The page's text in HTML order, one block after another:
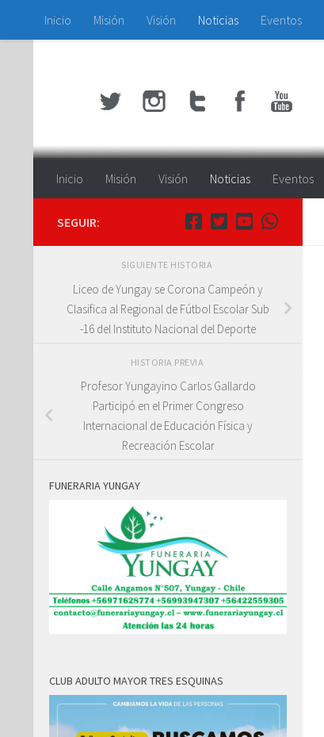
Saltar al contenido
Inicio Misión Visión Noticias Eventos
Inicio Misión Visión Noticias Eventos
SEGUIR:
SIGUIENTE HISTORIA
Liceo de Yungay se Corona Campeón y
Clasifica al Regional de Fútbol Escolar Sub
-16 del Instituto Nacional del Deporte
HISTORIA PREVIA
Profesor Yungayino Carlos Gallardo
Participó en el Primer Congreso
Internacional de Educación Física y
Recreación Escolar
FUNERARIA YUNGAY
CLUB ADULTO MAYOR TRES ESQUINAS